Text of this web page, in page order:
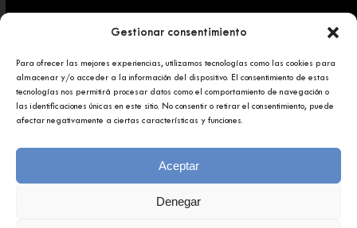
Gestionar consentimiento
Para ofrecer las mejores experiencias, utilizamos tecnologías como las cookies para
almacenar y/o acceder a la información del dispositivo. El consentimiento de estas
tecnologías nos permitirá procesar datos como el comportamiento de navegación o
las identificaciones únicas en este sitio. No consentir o retirar el consentimiento, puede
afectar negativamente a ciertas características y funciones.
Aceptar
Denegar
Copyright 2025 © Afundación Obra Social Abanca
Política de privacidad
Aviso legal